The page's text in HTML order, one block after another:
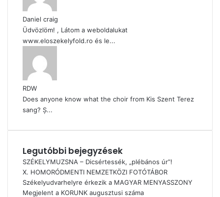
Daniel craig
Üdvözlöm! , Látom a weboldalukat
www.eloszekelyfold.ro és le...
RDW
Does anyone know what the choir from Kis Szent Terez
sang? Ș...
Legutóbbi bejegyzések
SZÉKELYMUZSNA – Dicsértessék, „plébános úr”!
X. HOMORÓDMENTI NEMZETKÖZI FOTÓTÁBOR
Székelyudvarhelyre érkezik a MAGYAR MENYASSZONY
Megjelent a KORUNK augusztusi száma